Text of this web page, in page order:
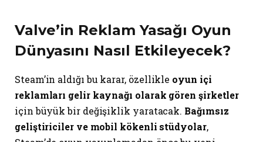
Valve’in Reklam Yasağı Oyun
Dünyasını Nasıl Etkileyecek?
Steam’in aldığı bu karar, özellikle oyun içi
reklamları gelir kaynağı olarak gören şirketler
için büyük bir değişiklik yaratacak. Bağımsız
geliştiriciler ve mobil kökenli stüdyolar,